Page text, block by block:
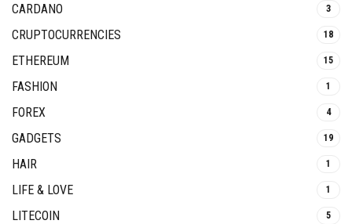
CARDANO 3
CRUPTOCURRENCIES 18
ETHEREUM 15
FASHION 1
FOREX 4
GADGETS 19
HAIR 1
LIFE & LOVE 1
LITECOIN 5